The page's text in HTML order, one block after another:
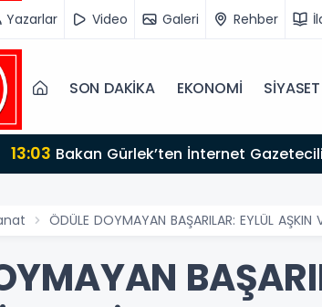
Yazarlar Video Galeri Rehber
SON DAKİKA EKONOMİ SİYASET
Hazırız"
ÖDÜLE DOYMAYAN BAŞARILAR: EYLÜL AŞKIN